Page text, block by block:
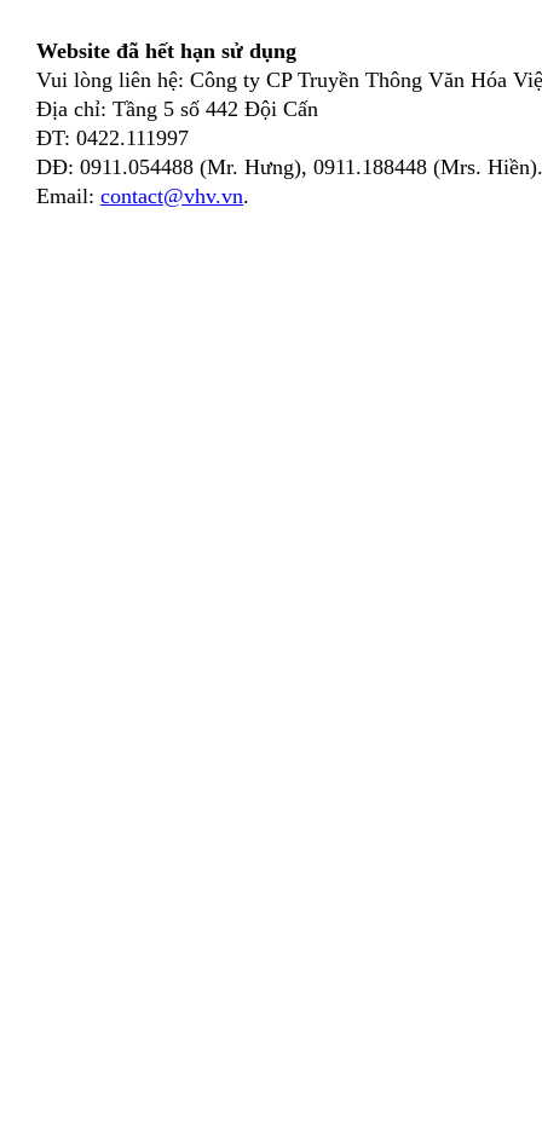
Website đã hết hạn sử dụng
Vui lòng liên hệ: Công ty CP Truyền Thông Văn Hóa
Địa chỉ: Tầng 5 số 442 Đội Cấn
ĐT: 0422.111997
DĐ: 0911.054488 (Mr. Hưng), 0911.188448 (Mrs. Hiền).
Email: contact@vhv.vn.